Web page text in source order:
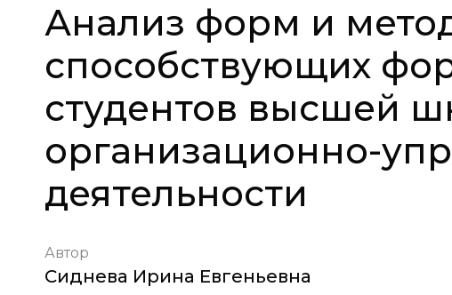
Анализ форм и
способствующих
студентов высшей
организационно-
деятельности
Автор
Сиднева Ирина Евгеньевна